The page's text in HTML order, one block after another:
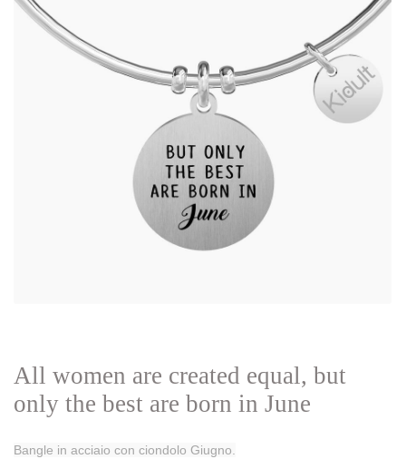
All women are created equal, but
only the best are born in June
Bangle in acciaio con ciondolo Giugno.